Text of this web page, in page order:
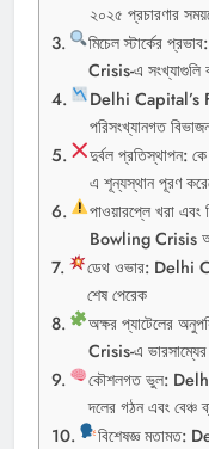
২০২৫ প্রচারণার
মিচেল স্টার্কের
Crisis-এ সংখ্যাগুলি
Delhi Capital’s
পরিসংখ্যানগত
দুর্বল
এ শূন্যস্থান পূরণ
পাওয়ারপ্লে খরা
Bowling Crisis
ডেথ ওভার: Delhi
শেষ পেরেক
অক্ষর প্যাটেলের
Crisis-এ
কৌশলগত ভুল:
দলের গঠন এবং বেঞ্চ
বিশেষজ্ঞ